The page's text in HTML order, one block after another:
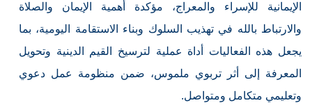
الإيمانية للإسراء والمعراج، مؤكدة أهمية الإيمان والصلاة
والارتباط بالله في تهذيب السلوك وبناء الاستقامة اليومية، بما
يجعل هذه الفعاليات أداة عملية لترسيخ القيم الدينية وتحويل
المعرفة إلى أثر تربوي ملموس، ضمن منظومة عمل دعوي
وتعليمي متكامل ومتواصل.